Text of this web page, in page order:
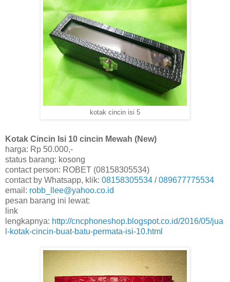
kotak cincin isi 5
Kotak Cincin Isi 10 cincin Mewah (New)
harga: Rp 50.000,-
status barang: kosong
contact person: ROBET (08158305534)
contact by Whatsapp, klik: 08158305534 /089677775534
email: robb_llee@yahoo.co.id
pesan barang ini lewat:
link
lengkapnya: http://cncphoneshop.blogspot.co.id/2016/05/jua
l-kotak-cincin-buat-batu-permata-isi-10.html